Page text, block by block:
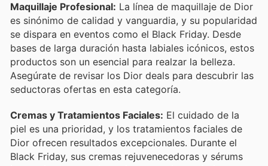
Maquillaje Profesional: La línea de maquillaje de Dior
es sinónimo de calidad y vanguardia, y su popularidad
se dispara en eventos como el Black Friday. Desde
bases de larga duración hasta labiales icónicos, estos
productos son un esencial para realzar la belleza.
Asegúrate de revisar los Dior deals para descubrir las
seductoras ofertas en esta categoría.
Cremas y Tratamientos Faciales: El cuidado de la
piel es una prioridad, y los tratamientos faciales de
Dior ofrecen resultados excepcionales. Durante el
Black Friday, sus cremas rejuvenecedoras y sérums